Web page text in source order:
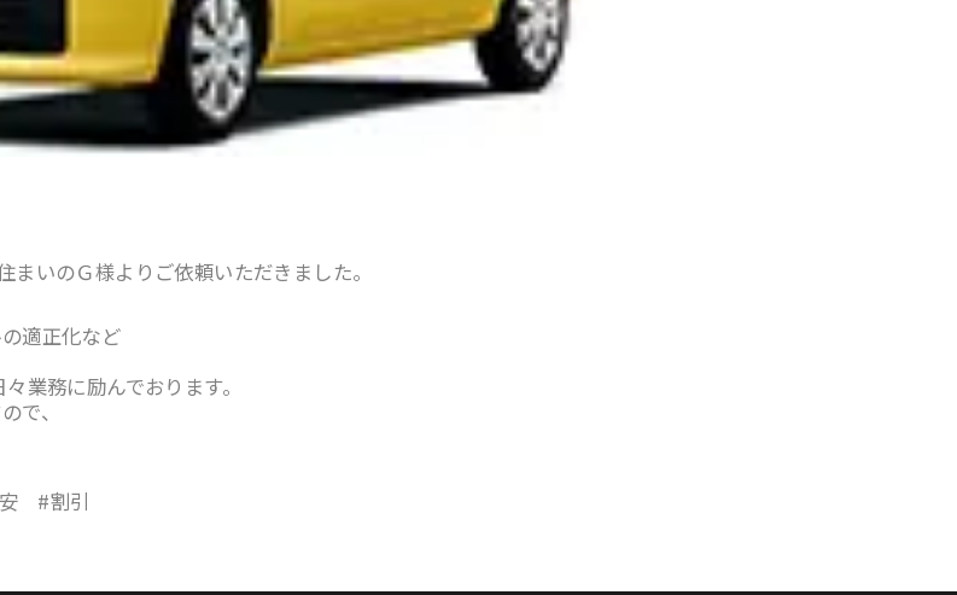
いのＧ様よりご依頼いただきました。
適正化など
業務に励んでおります。
で、
#割引